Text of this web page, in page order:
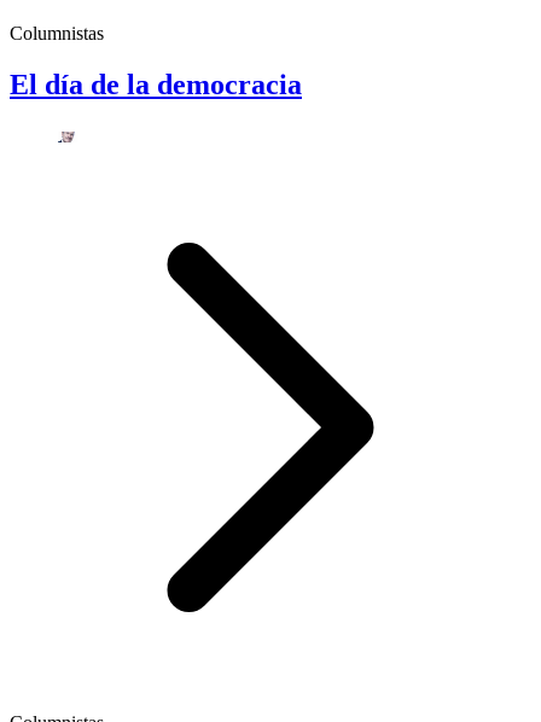
Columnistas
El día de la democracia